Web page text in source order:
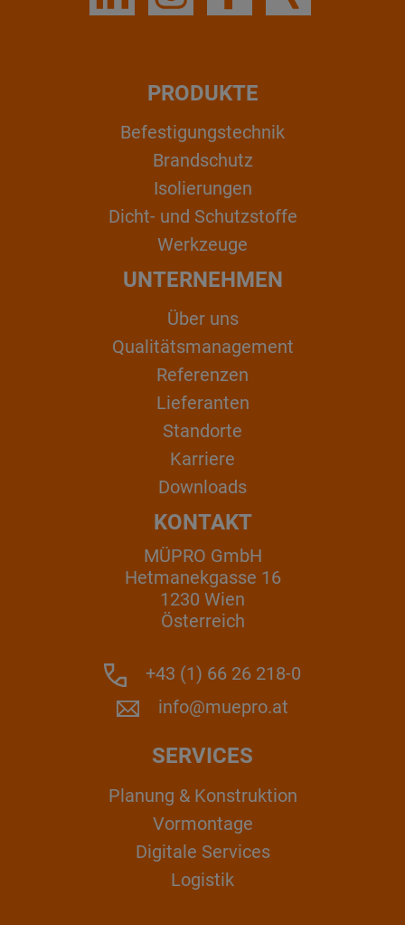
PRODUKTE
Befestigungstechnik
Brandschutz
Isolierungen
Dicht- und Schutzstoffe
Werkzeuge
UNTERNEHMEN
Über uns
Qualitätsmanagement
Referenzen
Lieferanten
Standorte
Karriere
Downloads
KONTAKT
MÜPRO GmbH
Hetmanekgasse 16
1230 Wien
Österreich
+43 (1) 66 26 218-0
info@muepro.at
SERVICES
Planung & Konstruktion
Vormontage
Digitale Services
Logistik